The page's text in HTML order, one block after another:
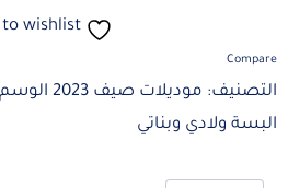
to wishlist
Compare
التصنيف: موديلات صيف 2023
البسة ولادي وبناتي